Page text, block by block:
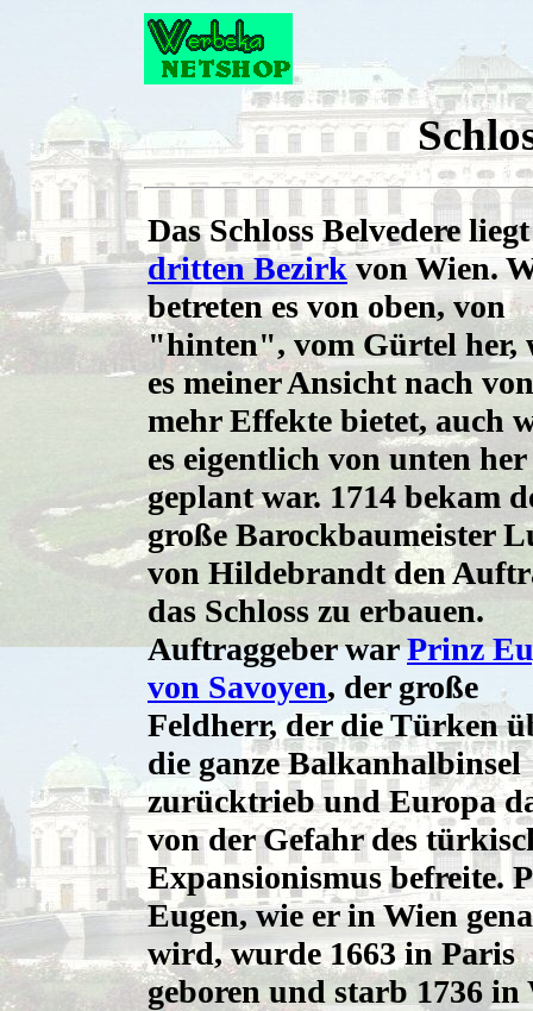
Das Schloss Belvedere
dritten Bezirkvon Wien.
betreten es von oben, von
"hinten", vom Gürtel her,
es meiner Ansicht nach
mehr Effekte bietet, auch
es eigentlich von unten her
geplant war. 1714 bekam
große Barockbaumeister
von Hildebrandt den
das Schloss zu erbauen.
Auftraggeber warPrinz
von Savoyen, der große
Feldherr, der die Türken
die ganze Balkanhalbinsel
zurücktrieb und Europa
von der Gefahr des
Expansionismus befreite.
Eugen, wie er in Wien
wird, wurde 1663 in Paris
geboren und starb 1736 in